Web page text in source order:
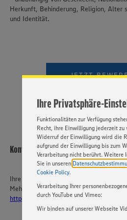
Ihre Privatsphäre-
Cookies und anderer Technologien
„EINSTELLUNGEN ÄNDERN”. Bitte
Basis Ihrer Einstellungen ggf. nicht
Funktionalitäten zur Verfügung
Recht, ihre Einwilligung jederzeit
Widerruf der Einwilligung wird die
aufgrund der Einwilligung bis zum
Verarbeitung nicht berührt. Weitere
Sie in unseren
Cookie Policy.
Verarbeitung Ihrer
durch YouTube und Vimeo:
Wir binden auf unserer Webseite
Herkunft, Behinderung, Religion, Alter
und Identität.
JETZT
Kontakt
Ihre Ansprechperson
Mehr über EDEKA Südwest:
https://karriere-edeka.de/